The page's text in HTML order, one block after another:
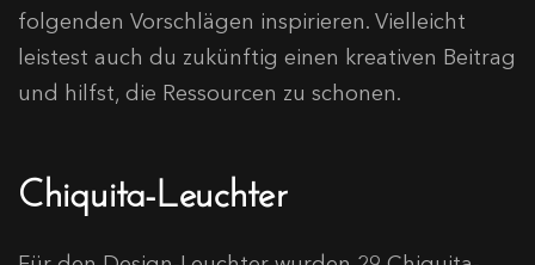
folgenden Vorschlägen inspirieren. Vielleicht
leistest auch du zukünftig einen kreativen Beitrag
und hilfst, die Ressourcen zu schonen.
Chiquita-Leuchter